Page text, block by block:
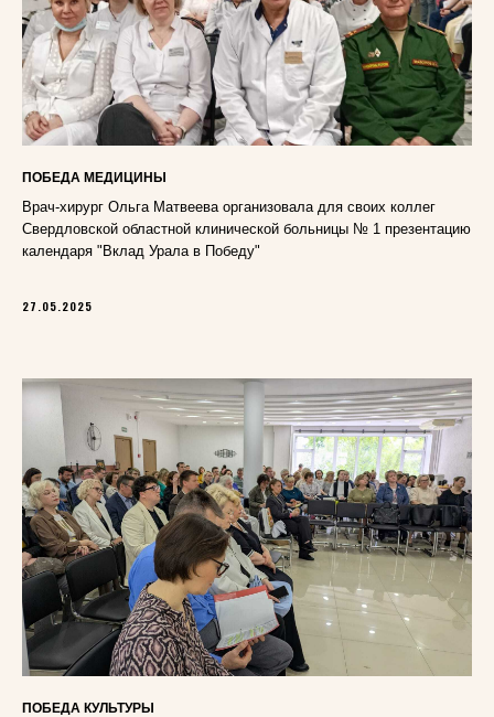
ПОБЕДА МЕДИЦИНЫ
Врач-хирург Ольга Матвеева организовала для своих коллег
Свердловской областной клинической больницы № 1 презентацию
календаря "Вклад Урала в Победу"
27.05.2025
ПОБЕДА КУЛЬТУРЫ